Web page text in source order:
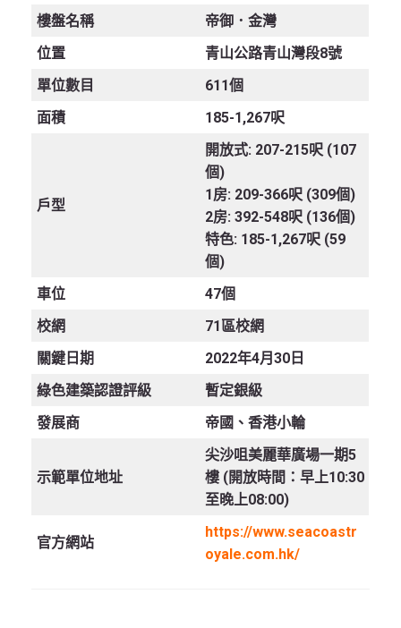
樓盤名稱
帝御．金灣
位置
青山公路青山灣段8號
單位數目
611個
面積
185-1,267呎
戶型
開放式: 207-215呎 (107
個)
1房: 209-366呎 (309個)
2房: 392-548呎 (136個)
特色: 185-1,267呎 (59
個)
車位
47個
校網
71區校網
關鍵日期
2022年4月30日
綠色建築認證評級
暫定銀級
發展商
帝國、香港小輪
示範單位地址
尖沙咀美麗華廣場一期5
樓 (開放時間：早上10:30
至晚上08:00)
官方網站
https://www.seacoastr
oyale.com.hk/